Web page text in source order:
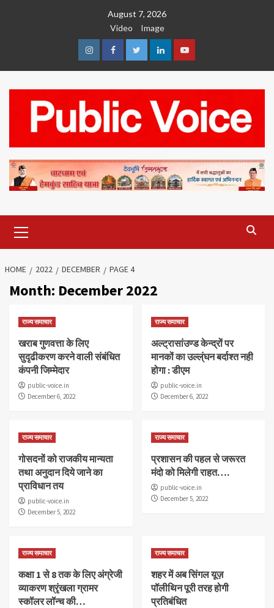
August 7, 2026
Video
Image
InstagramFacebookTwitterLinkedinYoutube
Menu
HOME 2022 DECEMBER PAGE 4
Month: December 2022
राज्य समाचार
खराब गुणवत्ता के लिए
सुदृढीकरण करने वाली संबंधित
कंपनी जिम्मेदार
public-voice.in
December 6, 2022
राज्य समाचार
अल्ट्रासांउण्ड केन्द्रों पर
मानकों का उल्ल्ंघन बर्दाश्त नही
होगा : डीएम
public-voice.in
December 6, 2022
राज्य समाचार
गोसदनों को राजकीय मान्यता
तथा अनुदान दिये जाने का
प्राविधान तय
public-voice.in
December 5, 2022
राज्य समाचार
प्रशासन की पहल से जरूरत
मंदो को मिलेगी राहत….
public-voice.in
December 5, 2022
राज्य समाचार
कक्षा 1 से 8 तक के लिए अंग्रेजी
व्याकरण श्रृंखला ग्रामर
स्कॉलर लॉन्च की…
राज्य समाचार
शहर में अब सिंगल यूज़
पॉलीथिन पूरी तरह होगी
प्रतिबंधित